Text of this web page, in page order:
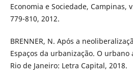
Economia e Sociedade, Campinas,
779-810, 2012.
BRENNER, N. Após a
Espaços da urbanização. O
Rio de Janeiro: Letra Capital, 2018.